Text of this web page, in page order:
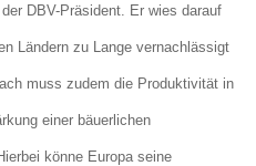
DBV-Präsident. Er wies darauf
Ländern zu Lange vernachlässigt
muss zudem die Produktivität in
einer bäuerlichen
könne Europa seine